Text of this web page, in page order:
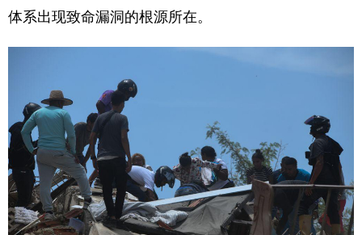
体系出现致命漏洞的根源所在。